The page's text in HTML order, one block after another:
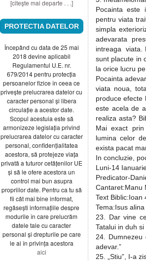
[citeşte mai departe . . .]
PROTECTIA DATELOR
Începând cu data de 25 mai
2018 devine aplicabil
Regulamentul U.E. nr.
679/2014 pentru protecția
persoanelor fizice în ceea ce
privește prelucrarea datelor cu
caracter personal și libera
circulație a acestor date.
Scopul acestuia este să
armonizeze legislația privind
prelucrarea datelor cu caracter
personal, confidențialitatea
acestora, să protejeze viața
privată a tuturor cetățenilor UE
și să le ofere acestora un
control mai bun asupra
propriilor date. Pentru ca tu să
fii cât mai bine informat,
regăsești informațiile despre
modurile în care prelucrăm
datele tale cu caracter
personal și drepturile pe care
le ai în privința acestora
aici
Pocainta este
pentru viata
simpla
adevarata
intreaga viata.
sunt placute in
la orice lucru
Pocainta
viata noua,
produce efecte
este acela de
realiza asta?
Mai exact prin
lumina celor
exista pacat
In concluzie,
Luni-14
Predicator-
Cantaret:Manu
Text Biblic:Ioan
Tema:Isus
23. Dar vine
Tatalui in duh
24.
adevar.”
25. „Stiu”, I-a